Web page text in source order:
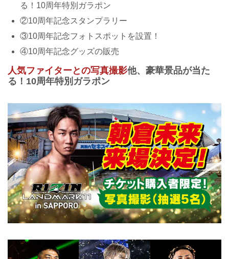
る！10周年特別ガラポン
②10周年記念スタンプラリー
③10周年記念フォトスポットを設置！
④10周年記念グッズの販売
人気ファイターとの写真撮影他、豪華景品が当た
る！10周年特別ガラポン